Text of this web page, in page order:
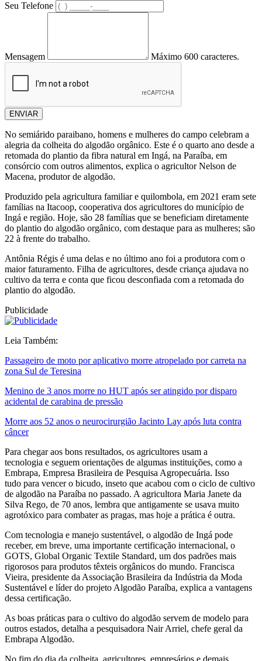
Seu Telefone
Mensagem Máximo 600 caracteres.
ENVIAR
No semiárido paraibano, homens e mulheres do campo celebram a
alegria da colheita do algodão orgânico. Este é o quarto ano desde a
retomada do plantio da fibra natural em Ingá, na Paraíba, em
consórcio com outros alimentos, explica o agricultor Nelson de
Macena, produtor de algodão.
Produzido pela agricultura familiar e quilombola, em 2021 eram sete
famílias na Itacoop, cooperativa dos agricultores do município de
Ingá e região. Hoje, são 28 famílias que se beneficiam diretamente
do plantio do algodão orgânico, com destaque para as mulheres; são
22 à frente do trabalho.
Antônia Régis é uma delas e no último ano foi a produtora com o
maior faturamento. Filha de agricultores, desde criança ajudava no
cultivo da terra e conta que ficou desconfiada com a retomada do
plantio do algodão.
Publicidade
Leia Também:
Passageiro de moto por aplicativo morre atropelado por carreta na
zona Sul de Teresina
Menino de 3 anos morre no HUT após ser atingido por disparo
acidental de carabina de pressão
Morre aos 52 anos o neurocirurgião Jacinto Lay após luta contra
câncer
Para chegar aos bons resultados, os agricultores usam a
tecnologia e seguem orientações de algumas instituições, como a
Embrapa, Empresa Brasileira de Pesquisa Agropecuária. Isso
tudo para vencer o bicudo, inseto que acabou com o ciclo de cultivo
de algodão na Paraíba no passado. A agricultora Maria Janete da
Silva Rego, de 70 anos, lembra que antigamente se usava muito
agrotóxico para combater as pragas, mas hoje a prática é outra.
Com tecnologia e manejo sustentável, o algodão de Ingá pode
receber, em breve, uma importante certificação internacional, o
GOTS, Global Organic Textile Standard, um dos padrões mais
rigorosos para produtos têxteis orgânicos do mundo. Francisca
Vieira, presidente da Associação Brasileira da Indústria da Moda
Sustentável e líder do projeto Algodão Paraíba, explica a vantagens
dessa certificação.
As boas práticas para o cultivo do algodão servem de modelo para
outros estados, detalha a pesquisadora Nair Arriel, chefe geral da
Embrapa Algodão.
No fim do dia da colheita, agricultores, empresários e demais